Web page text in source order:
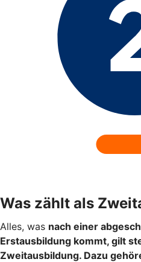
Was zählt als
Alles, was nach einer
Erstausbildung kommt, gilt
Zweitausbildung. Dazu